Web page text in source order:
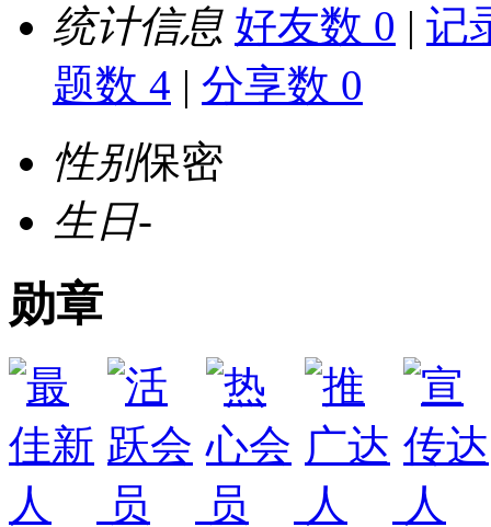
统计信息 好友数 0 | 记
题数 4 | 分享数 0
性别保密
生日-
勋章